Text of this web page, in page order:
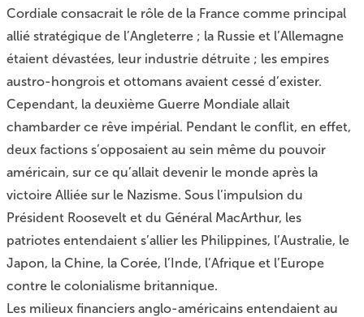
Cordiale consacrait le rôle de la France comme principal
allié stratégique de l’Angleterre ; la Russie et l’Allemagne
étaient dévastées, leur industrie détruite ; les empires
austro-hongrois et ottomans avaient cessé d’exister.
Cependant, la deuxième Guerre Mondiale allait
chambarder ce rêve impérial. Pendant le conflit, en effet,
deux factions s’opposaient au sein même du pouvoir
américain, sur ce qu’allait devenir le monde après la
victoire Alliée sur le Nazisme. Sous l’impulsion du
Président Roosevelt et du Général MacArthur, les
patriotes entendaient s’allier les Philippines, l’Australie, le
Japon, la Chine, la Corée, l’Inde, l’Afrique et l’Europe
contre le colonialisme britannique.
Les milieux financiers anglo-américains entendaient au